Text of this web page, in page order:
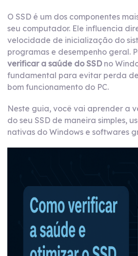
O SSD é um dos componentes
seu computador. Ele influencia
velocidade de inicialização do
programas e desempenho geral.
verificar a saúde do SSD no
fundamental para evitar perda
bom funcionamento do PC.
Neste guia, você vai aprender a
do seu SSD de maneira simples,
nativas do Windows e softwares